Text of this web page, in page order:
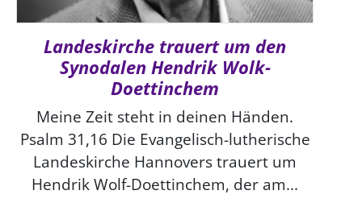
Landeskirche trauert um den
Synodalen Hendrik Wolk-
Doettinchem
Meine Zeit steht in deinen Händen.
Psalm 31,16 Die Evangelisch-lutherische
Landeskirche Hannovers trauert um
Hendrik Wolf-Doettinchem, der am...